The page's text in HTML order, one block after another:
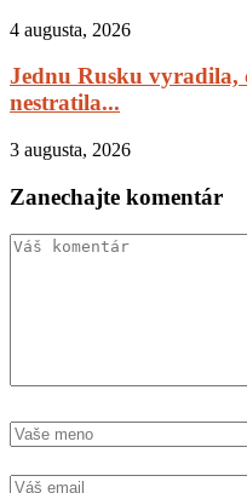
4 augusta, 2026
Jednu Rusku
nestratila...
3 augusta, 2026
Zanechajte komentár